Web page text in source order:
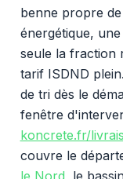
benne propre
énergétique,
seule la fraction
tarif ISDND
de tri dès le
fenêtre
koncrete.fr/
couvre le
le Nord, le